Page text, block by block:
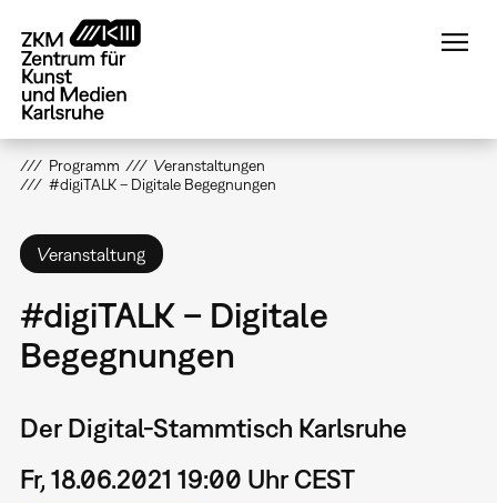
zum
Inhalt
Programm
Veranstaltungen
#digiTALK – Digitale Begegnungen
Veranstaltung
#digiTALK – Digitale
Begegnungen
Der Digital-Stammtisch Karlsruhe
Fr, 18.06.2021 19:00 Uhr CEST